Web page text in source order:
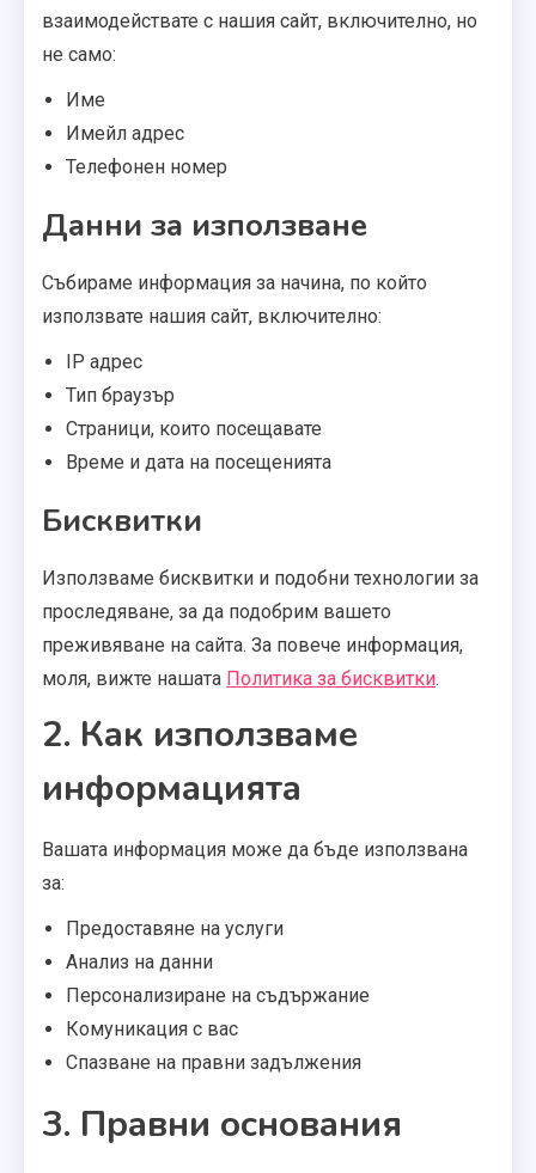
взаимодействате с нашия сайт, включително, но
не само:
Име
Имейл адрес
Телефонен номер
Данни за използване
Събираме информация за начина, по който
използвате нашия сайт, включително:
IP адрес
Тип браузър
Страници, които посещавате
Време и дата на посещенията
Бисквитки
Използваме бисквитки и подобни технологии за
проследяване, за да подобрим вашето
преживяване на сайта. За повече информация,
моля, вижте нашата Политика за бисквитки.
2. Как използваме
информацията
Вашата информация може да бъде използвана
за:
Предоставяне на услуги
Анализ на данни
Персонализиране на съдържание
Комуникация с вас
Спазване на правни задължения
3. Правни основания